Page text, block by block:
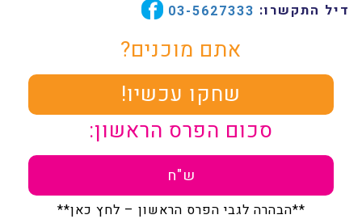
דיל התקשרו: 03-5627333
אתם מוכנים?
שחקו עכשיו!
סכום הפרס הראשון:
ש"ח
**הבהרה לגבי הפרס הראשון – לחץ כאן**